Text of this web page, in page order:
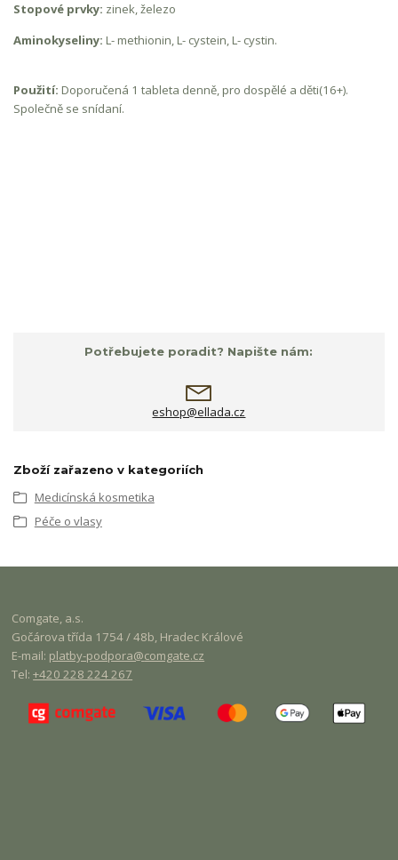
Stopové prvky: zinek, železo
Aminokyseliny: L- methionin, L- cystein, L- cystin.
Použití: Doporučená 1 tableta denně, pro dospělé a děti(16+).
Společně se snídaní.
Potřebujete poradit? Napište nám:
eshop@ellada.cz
Zboží zařazeno v kategoriích
Medicínská kosmetika
Péče o vlasy
Comgate, a.s.
Gočárova třída 1754 / 48b, Hradec Králové
E-mail: platby-podpora@comgate.cz
Tel:+420 228 224 267